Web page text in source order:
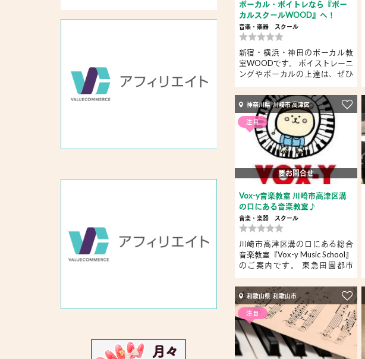
ボーカル・ボイトレなら『ボー
カルスクールWOOD』へ！
音楽・楽器 スクール
新宿・横浜・神田のボーカル教
室WOODです。 ボイストレーニ
ングやボーカルの上達は、ぜひ
注目
神奈川県 川崎市 高津区
要お問合せ
Vox-y音楽教室 川崎市高津区溝
の口にある音楽教室♪
音楽・楽器 スクール
川崎市高津区溝の口にある総合
音楽教室『Vox-y Music School』
のご案内です。 東急田園都市
注目
和歌山県 和歌山市